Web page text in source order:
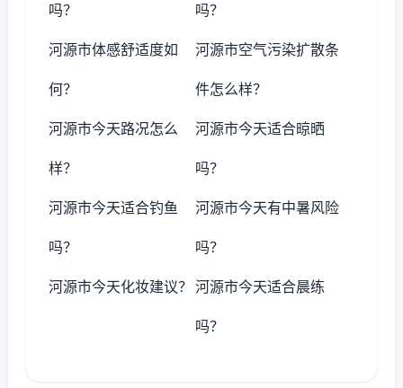
吗？ 吗？
河源市体感舒适度如
何？
河源市空气污染扩散条
件怎么样？
河源市今天路况怎么
样？
河源市今天适合晾晒
吗？
河源市今天适合钓鱼
吗？
河源市今天有中暑风险
吗？
河源市今天化妆建议？ 河源市今天适合晨练
吗？